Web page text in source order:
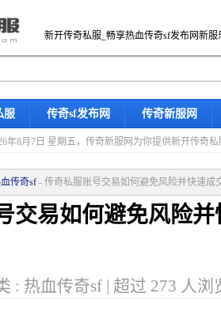
新开传奇私服_畅享热血传奇sf发布网新服
服 传奇sf发布网 传奇新服网
年8月7日 星期五，传奇新服网为你提供新开传奇
传奇sf - 传奇私服账号交易如何避免风险并快速成
交易如何避免风险
: 热血传奇sf | 超过 273 人浏